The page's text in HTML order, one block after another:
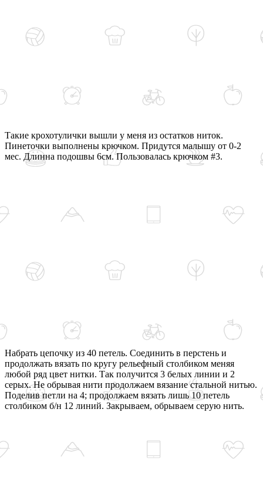
Такие крохотулички вышли у меня из остатков ниток.
Пинеточки выполнены крючком. Придутся малышу от 0-2
мес. Длинна подошвы 6см. Пользовалась крючком #3.
Набрать цепочку из 40 петель. Соединить в перстень и
продолжать вязать по кругу рельефный столбиком меняя
любой ряд цвет нитки. Так получится 3 белых линии и 2
серых. Не обрывая нити продолжаем вязание стальной нитью.
Поделив петли на 4; продолжаем вязать лишь 10 петель
столбиком б/н 12 линий. Закрываем, обрываем серую нить.